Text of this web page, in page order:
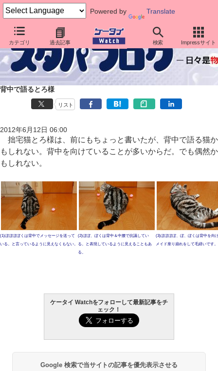
Powered by Translate
カテゴリ 過去記事 検索 Impressサイト
背中で語るとろ様
リスト
2012年6月12日 06:00
拙宅猫とろ様は、前にもちょっと書いたが、背中で語る猫か
もしれない。背中を向けていることが多いからだ。でも偶然か
もしれない。
(1)ぼぼぼぼくは背中でメッセージを送って
いる。と言っているように見えなくもない。
(2)ぼぼ、ぼくは背中＆中腰で抗議してい
る。と表現しているように見えることもあ
る。
(3)ぼぼぼぼ、ぼ、ぼくは背中を向
メイド座り崩れをして毛繕いです
ケータイ Watchをフォローして最新記事をチ
ェック！
Google 検索で当サイトの記事を優先表示させる